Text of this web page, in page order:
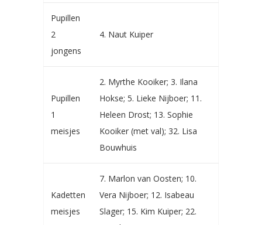
Pupillen
2
jongens
4. Naut Kuiper
Pupillen
1
meisjes
2. Myrthe Kooiker; 3. Ilana
Hokse; 5. Lieke Nijboer; 11.
Heleen Drost; 13. Sophie
Kooiker (met val); 32. Lisa
Bouwhuis
Kadetten
meisjes
7. Marlon van Oosten; 10.
Vera Nijboer; 12. Isabeau
Slager; 15. Kim Kuiper; 22.